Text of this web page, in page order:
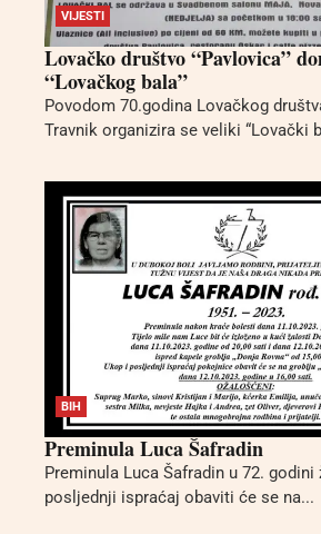
VIJESTI
Lovačko društvo “Pavlovica”
“Lovačkog bala”
Povodom 70.godina Lovačkog
Travnik organizira se veliki “Lovački
BIH
Preminula Luca Šafradin
Preminula Luca Šafradin u 72. godini
posljednji ispraćaj obaviti će se na...